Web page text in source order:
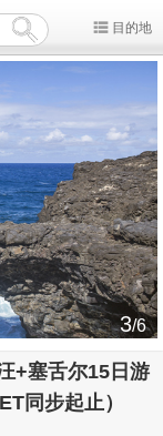
目的地
3/6
+塞舌尔15日游
同步起止）